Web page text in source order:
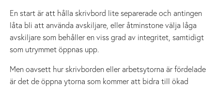
En start är att hålla skrivbord lite separerade och antingen
låta bli att använda avskiljare, eller åtminstone välja låga
avskiljare som behåller en viss grad av integritet, samtidigt
som utrymmet öppnas upp.
Men oavsett hur skrivborden eller arbetsytorna är fördelade
är det de öppna ytorna som kommer att bidra till ökad